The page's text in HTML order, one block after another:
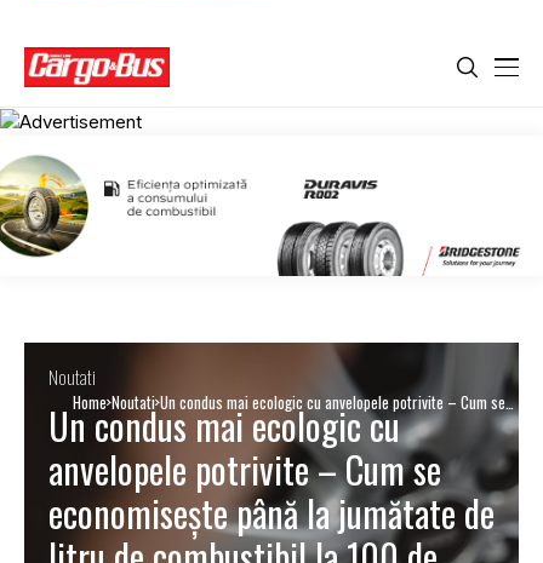
Home Noutati Un condus mai ecologic cu anvelopele potrivite – Cum se
economisește până la jumătate de litru de combustibil la
100 de kilometri
Noutati
Un condus mai ecologic cu
anvelopele potrivite – Cum se
economisește până la jumătate de